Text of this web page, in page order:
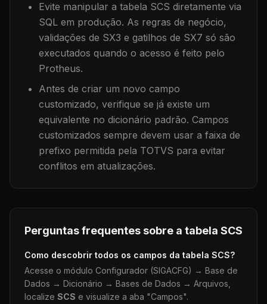
Evite manipular a tabela SCS diretamente via
SQL em produção. As regras de negócio,
validações de SX3 e gatilhos de SX7 só são
executados quando o acesso é feito pelo
Protheus.
Antes de criar um novo campo
customizado, verifique se já existe um
equivalente no dicionário padrão. Campos
customizados sempre devem usar a faixa de
prefixo permitida pela TOTVS para evitar
conflitos em atualizações.
Perguntas frequentes sobre a tabela SCS
Como descobrir todos os campos da tabela SCS?
Acesse o módulo Configurador (SIGACFG) → Base de
Dados → Dicionário → Bases de Dados → Arquivos,
localize SCS e visualize a aba "Campos".